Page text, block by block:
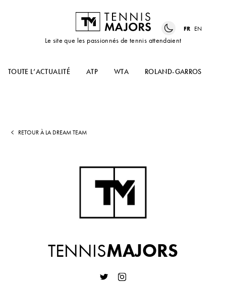
Le site que les passionnés de tennis attendaient
FR EN
TOUTE L’ACTUALITÉ ATP WTA ROLAND-GARROS
RETOUR À LA DREAM TEAM
TENNISMAJORS